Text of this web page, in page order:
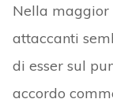
Nella
attaccanti
di esser sul
accordo